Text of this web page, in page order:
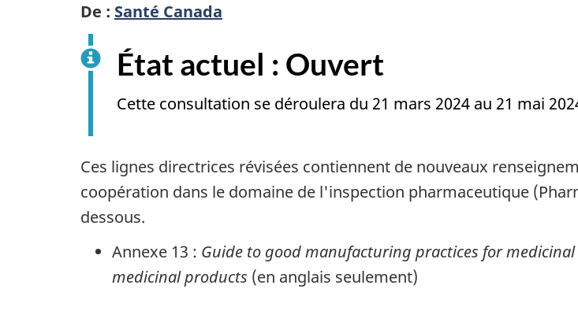
De : Santé Canada
État actuel : Ouvert
Cette consultation se déroulera du 21 mars 2024 au 21 mai
Ces lignes directrices révisées contiennent de nouveaux
coopération dans le domaine de l'inspection pharmaceutique
dessous.
Annexe 13 : Guide to good manufacturing practices for
medicinal products (en anglais seulement)